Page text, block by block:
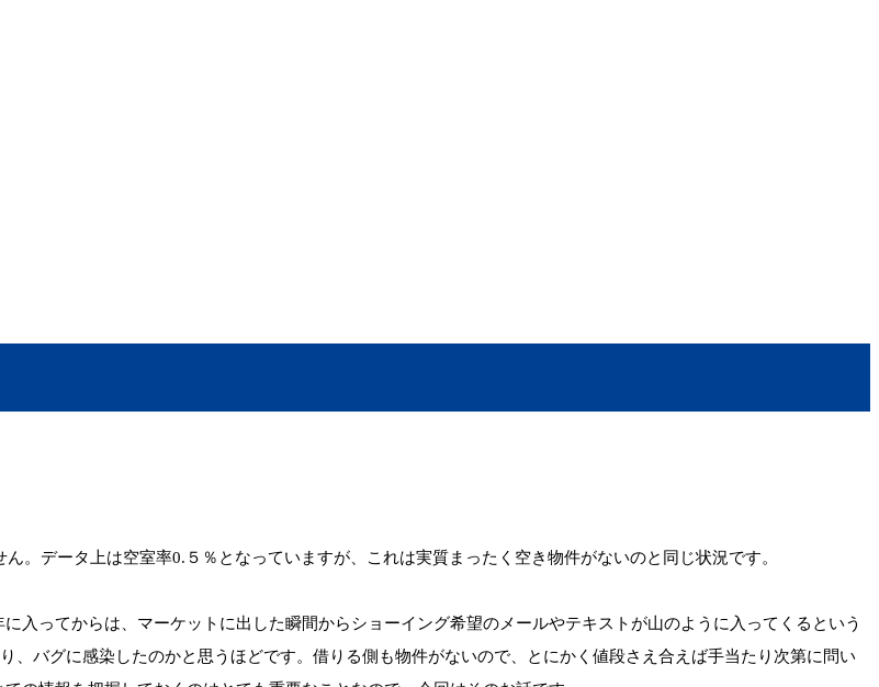
。データ上は空室率0.５％となっていますが、これは実質まったく空き物件がないのと同じ状況です。
入ってからは、マーケットに出した瞬間からショーイング希望のメールやテキストが山のように入ってくるという
バグに感染したのかと思うほどです。借りる側も物件がないので、とにかく値段さえ合えば手当たり次第に問い